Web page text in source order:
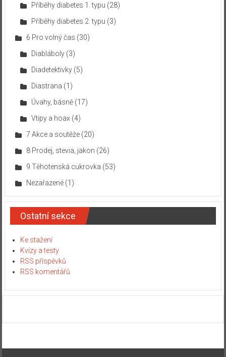
Příběhy diabetes 1. typu (28)
Příběhy diabetes 2. typu (3)
6 Pro volný čas (30)
Diabláboly(3)
Diadetektivky(5)
Diastrana (1)
Úvahy, básně(17)
Vtipy a hoax (4)
7 Akce a soutěže(20)
8 Prodej, stevia, jakon (26)
9 Těhotenská cukrovka (53)
Nezařazené(1)
Ostatní sekce
Ke stažení
Kvízy a testy
RSS příspěvků
RSS komentářů